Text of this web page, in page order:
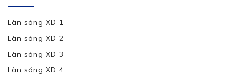
Làn sóng XD 1
Làn sóng XD 2
Làn sóng XD 3
Làn sóng XD 4